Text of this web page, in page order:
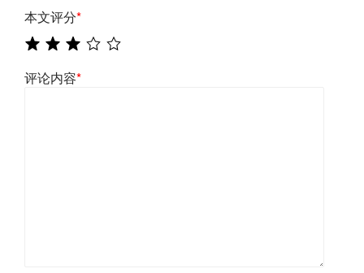
本文评分*
评论内容*